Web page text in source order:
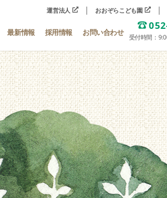
運営法人 おおぞらこども園
最新情報 採用情報 お問い合わせ
受付時間：